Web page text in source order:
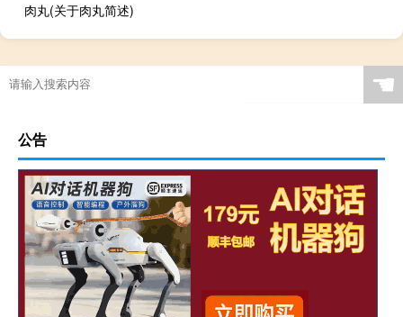
肉丸(关于肉丸简述)
☚
公告